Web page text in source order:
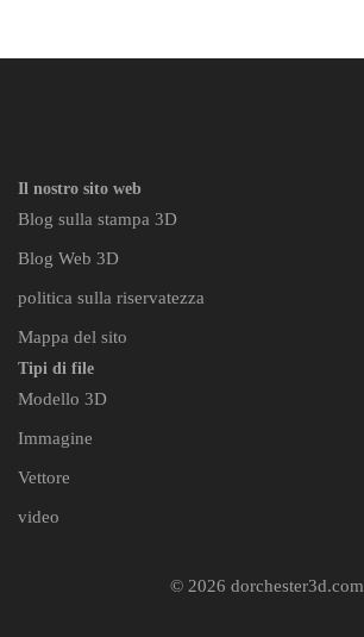
Il nostro sito web
Blog sulla stampa 3D
Blog Web 3D
politica sulla riservatezza
Mappa del sito
Tipi di file
Modello 3D
Immagine
Vettore
video
© 2026 dorchester3d.com